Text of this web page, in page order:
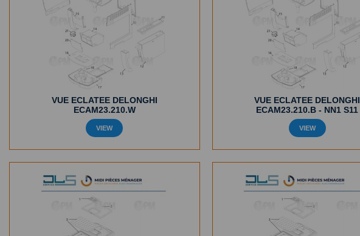
VUE ECLATEE DELONGHI
ECAM23.210.W
VIEW
VUE ECLATEE DELONGHI
ECAM23.210.B - NN1 S11
VIEW